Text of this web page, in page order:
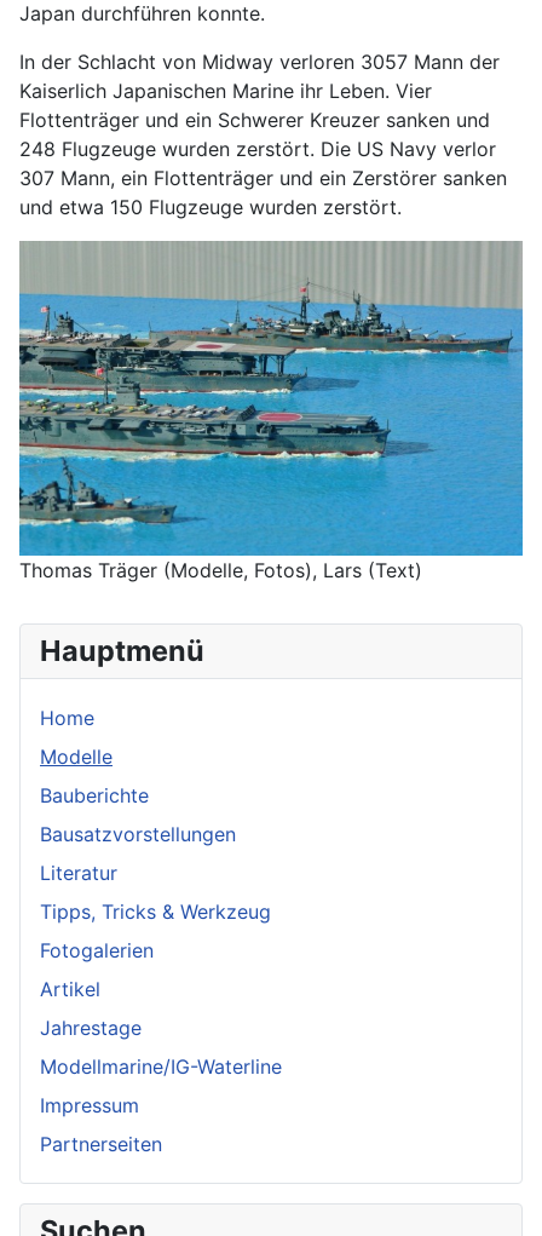
Hauptmenü
Home
Modelle
Bauberichte
Bausatzvorstellungen
Literatur
Tipps, Tricks & Werkzeug
Fotogalerien
Artikel
Jahrestage
Modellmarine/IG-Waterline
Impressum
Partnerseiten
Japan durchführen konnte.
In der Schlacht von Midway verloren 3057 Mann der
Kaiserlich Japanischen Marine ihr Leben. Vier
Flottenträger und ein Schwerer Kreuzer sanken und
248 Flugzeuge wurden zerstört. Die US Navy verlor
307 Mann, ein Flottenträger und ein Zerstörer sanken
und etwa 150 Flugzeuge wurden zerstört.
Thomas Träger (Modelle, Fotos), Lars (Text)